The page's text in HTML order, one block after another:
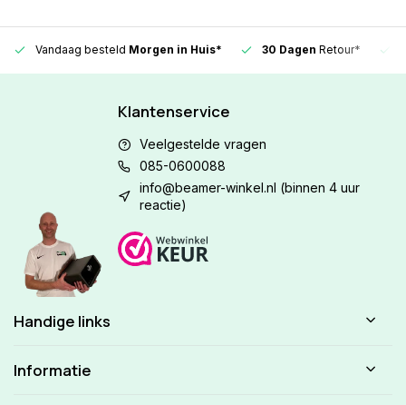
Vandaag besteld Morgen in Huis* 30 Dagen Retour*
Klantenservice
Veelgestelde vragen
085-0600088
info@beamer-winkel.nl (binnen 4 uur
reactie)
Handige links
Informatie